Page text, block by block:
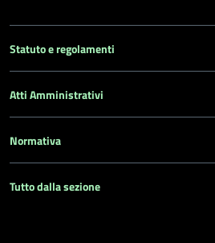
Statuto e regolamenti
Atti Amministrativi
Normativa
Tutto dalla sezione